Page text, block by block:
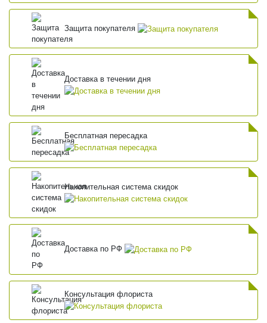
Защита покупателя
Доставка в течении дня
Бесплатная пересадка
Накопительная система скидок
Доставка по РФ
Консультация флориста